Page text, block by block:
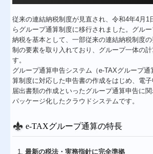
従来の連結納税制度が見直され、令和4年4月1
らグループ通算制度に移行されました。グル
納税を基本として、一部従来の連結納税制度
制の要素を取り入れており、グループ一体の
す。
グループ通算申告システム（e-TAXグループ通
算制度に対応した申告書の作成をはじめ、電
届出書類の作成といったグループ通算申告に
パッケージ化したクラウドシステムです。
e-TAXグループ通算の特長
最新の税法・実務指針に完全準拠